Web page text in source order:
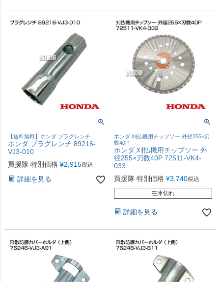
【送料無料】ホンダ プラグレンチ
ホンダ プラグレンチ 89216-
VJ3-010
買援隊 特別価格 ¥2,915税込
詳細を見る
ホンダ 刈払機用チップソー 外径255×刃
数40P
ホンダ 刈払機用チップソー 外
径255×刃数40P 72511-VK4-
033
買援隊 特別価格 ¥3,740税込
在庫切れ
詳細を見る